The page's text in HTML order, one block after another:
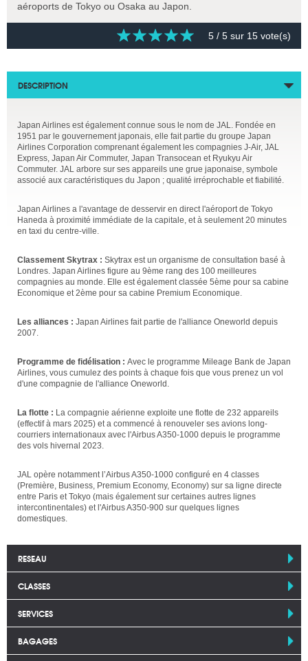
aéroports de Tokyo ou Osaka au Japon.
5 / 5 sur 15 vote(s)
DESCRIPTION
Japan Airlines est également connue sous le nom de JAL. Fondée en
1951 par le gouvernement japonais, elle fait partie du groupe Japan
Airlines Corporation comprenant également les compagnies J-Air, JAL
Express, Japan Air Commuter, Japan Transocean et Ryukyu Air
Commuter. JAL arbore sur ses appareils une grue japonaise, symbole
associé aux caractéristiques du Japon ; qualité irréprochable et fiabilité.
Japan Airlines a l'avantage de desservir en direct l'aéroport de Tokyo
Haneda à proximité immédiate de la capitale, et à seulement 20 minutes
en taxi du centre-ville.
Classement Skytrax : Skytrax est un organisme de consultation basé à
Londres. Japan Airlines figure au 9ème rang des 100 meilleures
compagnies au monde. Elle est également classée 5ème pour sa cabine
Economique et 2ème pour sa cabine Premium Economique.
Les alliances : Japan Airlines fait partie de l'alliance Oneworld depuis
2007.
Programme de fidélisation : Avec le programme Mileage Bank de Japan
Airlines, vous cumulez des points à chaque fois que vous prenez un vol
d'une compagnie de l'alliance Oneworld.
La flotte : La compagnie aérienne exploite une flotte de 232 appareils
(effectif à mars 2025) et a commencé à renouveler ses avions long-
courriers internationaux avec l'Airbus A350-1000 depuis le programme
des vols hivernal 2023.
JAL opère notamment l’Airbus A350-1000 configuré en 4 classes
(Première, Business, Premium Economy, Economy) sur sa ligne directe
entre Paris et Tokyo (mais également sur certaines autres lignes
intercontinentales) et l'Airbus A350-900 sur quelques lignes
domestiques.
RESEAU
CLASSES
SERVICES
BAGAGES